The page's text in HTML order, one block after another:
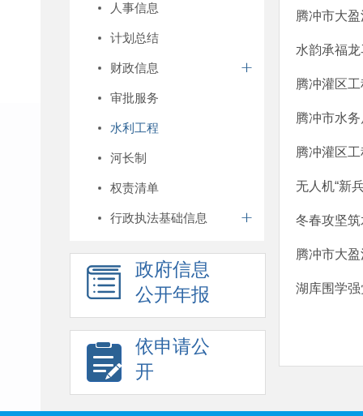
人事信息
计划总结
财政信息
审批服务
水利工程
河长制
权责清单
行政执法基础信息
政府信息
公开年报
依申请公
开
腾冲市大
水韵承福
腾冲灌区
腾冲市水
腾冲灌区
无人机“新
冬春攻坚筑
腾冲市大
湖库围学